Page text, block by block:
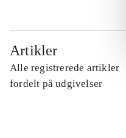
Artikler
Alle registrerede artikler
fordelt på udgivelser